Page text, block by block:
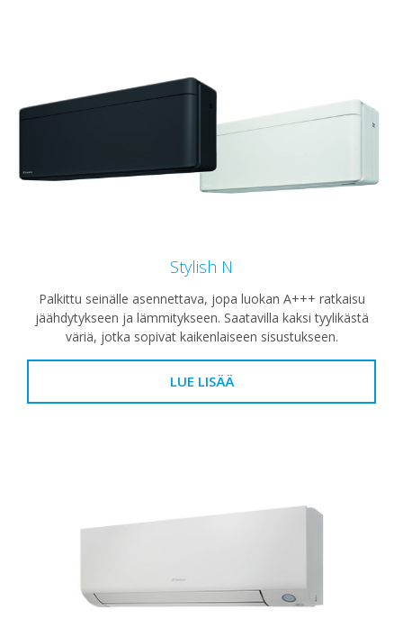
Stylish N
Palkittu seinälle asennettava, jopa luokan A+++ ratkaisu
jäähdytykseen ja lämmitykseen. Saatavilla kaksi tyylikästä
väriä, jotka sopivat kaikenlaiseen sisustukseen.
LUE LISÄÄ